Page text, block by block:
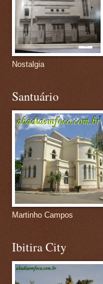
Nostalgia
Santuário
Martinho Campos
Ibitira City